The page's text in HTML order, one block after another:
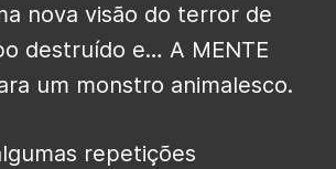
nova visão do terror de
destruído e… A MENTE
um monstro animalesco.
repetições